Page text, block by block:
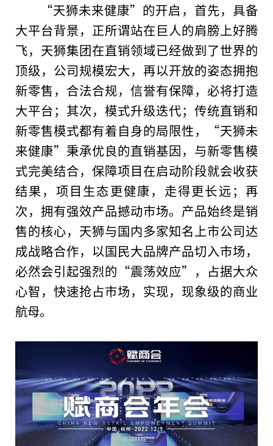
“天狮未来健康”的开启，首先，具备
大平台背景，正所谓站在巨人的肩膀上好腾
飞，天狮集团在直销领域已经做到了世界的
顶级，公司规模宏大，再以开放的姿态拥抱
新零售，合法合规，信誉有保障，必将打造
大平台；其次，模式升级迭代；传统直销和
新零售模式都有着自身的局限性，“天狮未
来健康”秉承优良的直销基因，与新零售模
式完美结合，保障项目在启动阶段就会收获
结果，项目生态更健康，走得更长远；再
次，拥有强效产品撼动市场。产品始终是销
售的核心，天狮与国内多家知名上市公司达
成战略合作，以国民大品牌产品切入市场，
必然会引起强烈的“震荡效应”，占据大众
心智，快速抢占市场，实现，现象级的商业
航母。